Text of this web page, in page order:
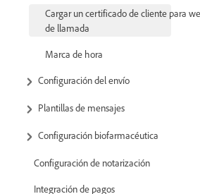
Cargar un certificado de cliente para
de llamada
Marca de hora
Configuración del envío
Plantillas de mensajes
Configuración biofarmacéutica
Configuración de notarización
Integración de pagos